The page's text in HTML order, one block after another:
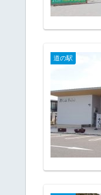
道の駅